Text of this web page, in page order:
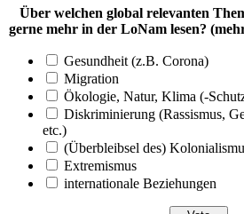
Über welchen global relevanten
gerne mehr in der LoNam lesen?
Gesundheit (z.B. Corona)
Migration
Ökologie, Natur, Klima (-
Diskriminierung (Rassismus,
etc.)
(Überbleibsel des)
Extremismus
internationale Beziehungen